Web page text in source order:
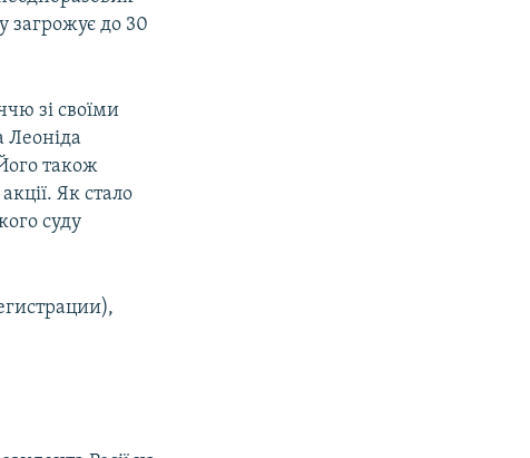
загрожує до 30
зі своїми
Леоніда
також
Як стало
суду